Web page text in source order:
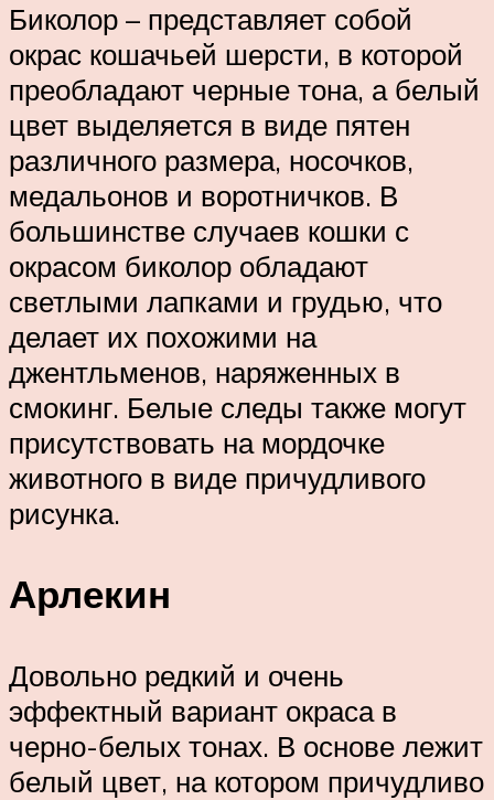
Биколор – представляет собой
окрас кошачьей шерсти, в которой
преобладают черные тона, а белый
цвет выделяется в виде пятен
различного размера, носочков,
медальонов и воротничков. В
большинстве случаев кошки с
окрасом биколор обладают
светлыми лапками и грудью, что
делает их похожими на
джентльменов, наряженных в
смокинг. Белые следы также могут
присутствовать на мордочке
животного в виде причудливого
рисунка.
Арлекин
Довольно редкий и очень
эффектный вариант окраса в
черно-белых тонах. В основе лежит
белый цвет, на котором причудливо